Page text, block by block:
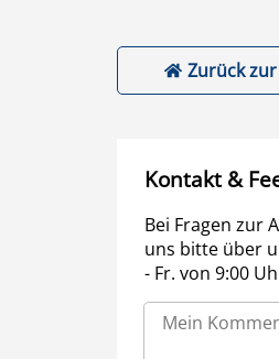
Zurück
Kontakt &
Bei Fragen zur
uns bitte über
- Fr. von 9:00